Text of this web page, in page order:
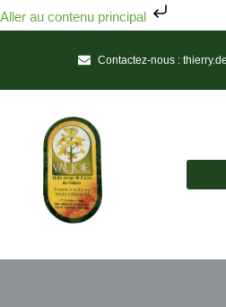
Aller au contenu principal
Contactez-nous :